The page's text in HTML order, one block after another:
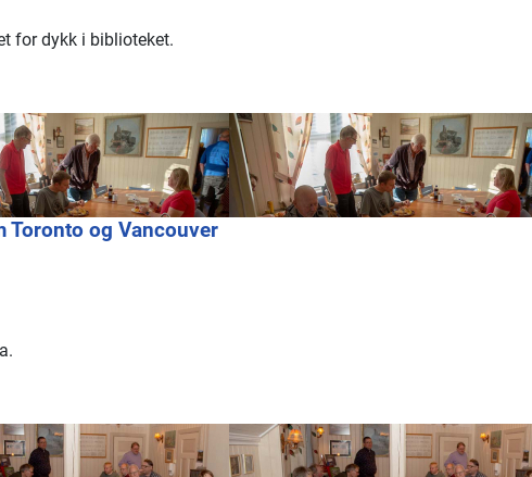
for dykk i biblioteket.
Toronto og Vancouver